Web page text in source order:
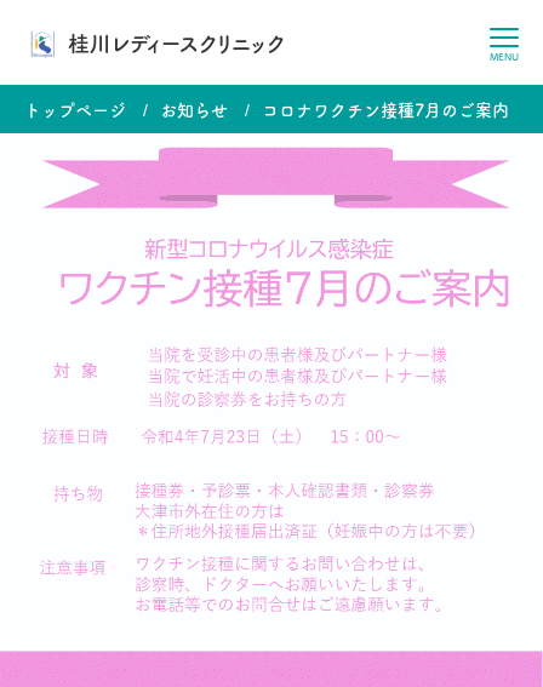
桂川レディースクリニック MENU
トップページ お知らせ コロナワクチン接種7月のご案内